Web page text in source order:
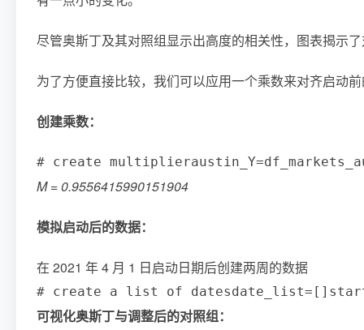
尽管奥斯丁及其对照组显示出高度的相关性，图表揭示
为了方便直接比较，我们可以应用一个乘数来对齐启动
创建乘数：
# create multiplieraustin_Y=
M = 0.9556415990151904
模拟启动后的数据：
在 2021 年 4 月 1 日启动日期后创建两周的数据
# create a list of datesdate_list= [ ]
可视化奥斯丁与调整后的对照组：